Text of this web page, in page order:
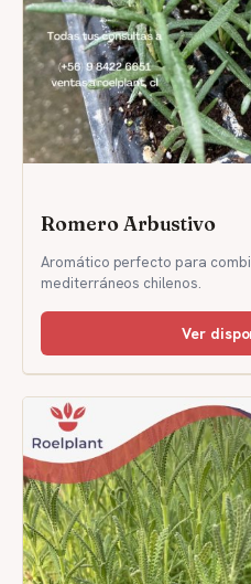
Romero Arbustivo
Aromático perfecto para
mediterráneos chilenos.
Ver